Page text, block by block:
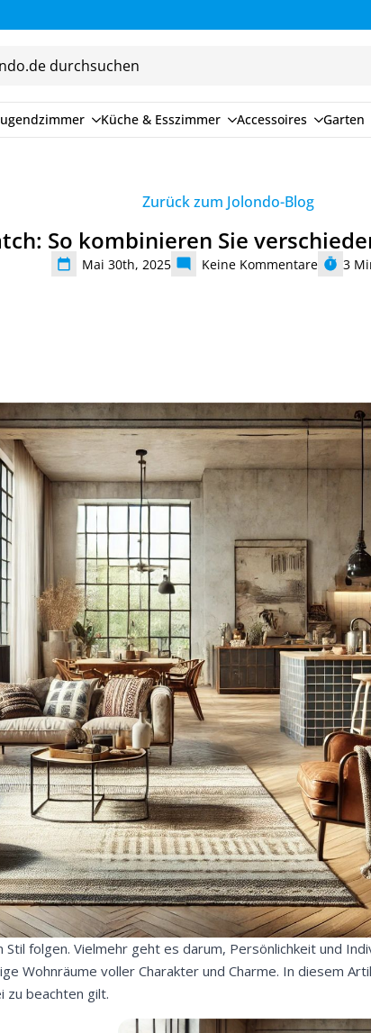
Küche & Esszimmer Accessoires Garten
Zurück zum Jolondo-Blog
So kombinieren Sie
Mai 30th, 2025 Keine Kommentare 3
folgen. Vielmehr geht es darum, Persönlichkeit und
Wohnräume voller Charakter und Charme. In diesem
zu beachten gilt.